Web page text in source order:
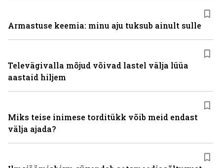
Armastuse keemia: minu aju tuksub ainult sulle
Televägivalla mõjud võivad lastel välja lüüa
aastaid hiljem
Miks teise inimese torditükk võib meid endast
välja ajada?